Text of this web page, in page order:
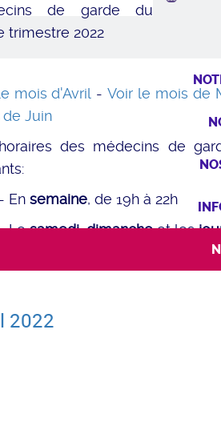
de garde du
trimestre 2022
mois d'Avril -Voir le mois de
Juin
des médecins de
semaine, de 19h à 22h
samedi,dimancheet les
2022